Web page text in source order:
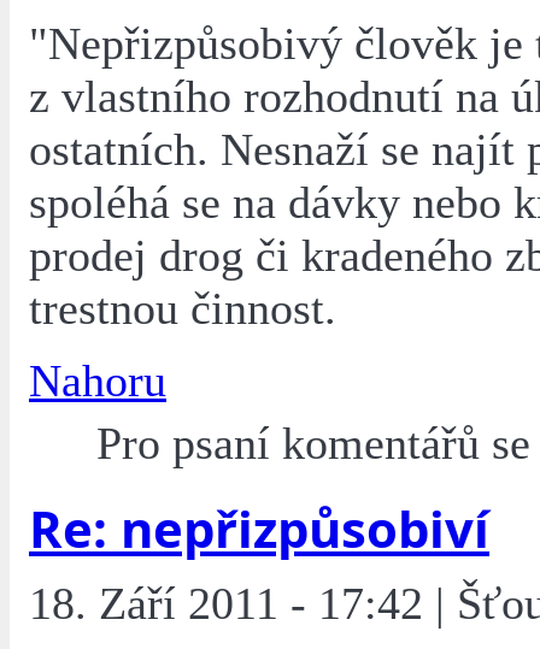
"Nepřizpůsobivý člověk je
z vlastního rozhodnutí na
ostatních. Nesnaží se najít
spoléhá se na dávky nebo
prodej drog či kradeného
trestnou činnost.
Nahoru
Pro psaní komentářů
Re: nepřizpůsobiví
18. Září 2011 - 17:42 |